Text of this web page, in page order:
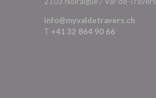
info@myvaldetravers.ch
T +41 32 864 90 66